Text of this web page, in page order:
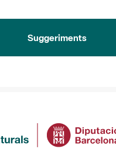
Suggeriments